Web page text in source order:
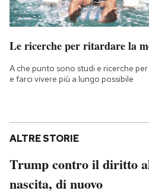
Le ricerche per ritardare la
A che punto sono studi e ricerche
e farci vivere più a lungo possibile
ALTRE STORIE
Trump contro il diritto
nascita, di nuovo